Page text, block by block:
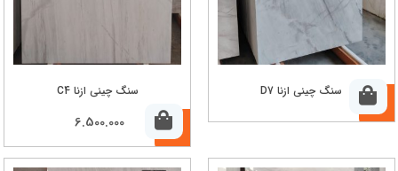
سنگ چینی ازنا D7 سنگ چینی ازنا C4
6.500.000